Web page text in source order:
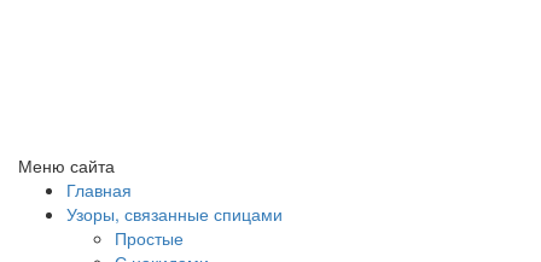
Меню сайта
Главная
Узоры, связанные спицами
Простые